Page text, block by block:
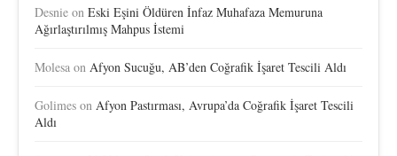
Desnie on Eski Eşini Öldüren İnfaz Muhafaza Memuruna
Ağırlaştırılmış Mahpus İstemi
Molesa on Afyon Sucuğu, AB’den Coğrafik İşaret Tescili Aldı
Golimes on Afyon Pastırması, Avrupa’da Coğrafik İşaret Tescili
Aldı